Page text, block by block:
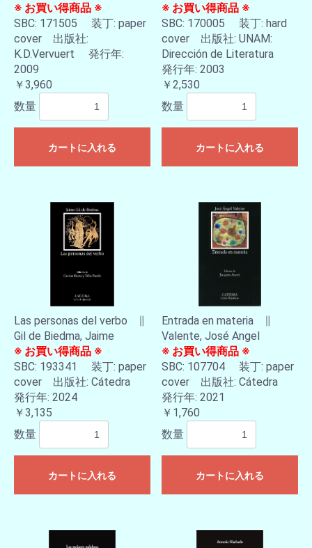
※ お買い得商品 ※
SBC: 171505 装丁: paper
cover 出版社:
K.D.Vervuert 発行年:
2009
￥3,960
数量
カートに入れる
※ お買い得商品 ※
SBC: 170005 装丁: hard
cover 出版社: UNAM:
Dirección de Literatura
発行年: 2003
￥2,530
数量
カートに入れる
Las personas del verbo ∥
Gil de Biedma, Jaime
※ お買い得商品 ※
SBC: 193341 装丁: paper
cover 出版社: Cátedra
発行年: 2024
￥3,135
数量
カートに入れる
Entrada en materia ∥
Valente, José Angel
※ お買い得商品 ※
SBC: 107704 装丁: paper
cover 出版社: Cátedra
発行年: 2021
￥1,760
数量
カートに入れる